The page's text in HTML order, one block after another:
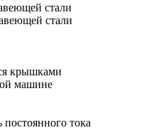
стали
стали
крышками
машине
тока